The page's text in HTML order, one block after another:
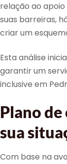
relação ao
suas barreiras,
criar um
Esta análise
garantir um
inclusive em
Plano
sua
Com base na